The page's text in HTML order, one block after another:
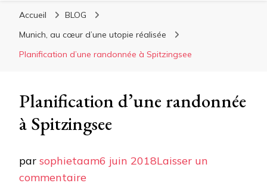
Accueil
BLOG
Munich, au cœur d’une utopie réalisée
Planification d’une randonnée à Spitzingsee
Planification d’une randonnée
à Spitzingsee
par sophietaam6 juin 2018Laisser un
commentairesur